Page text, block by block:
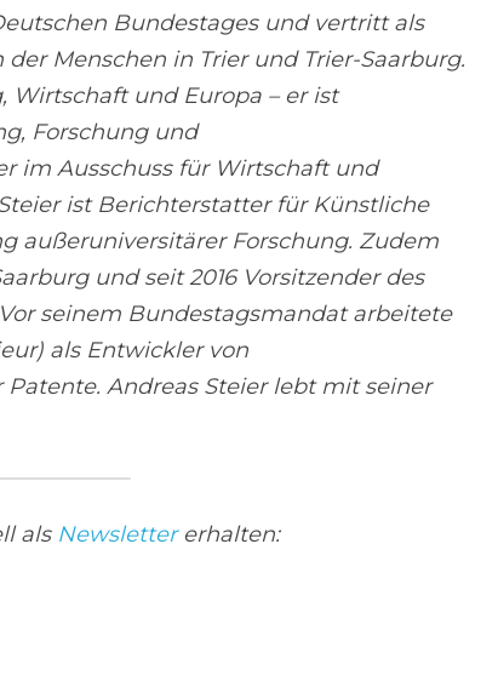
Bundestages und vertritt als
Menschen in Trier und Trier-Saarburg.
Wirtschaft und Europa – er ist
Forschung und
im Ausschuss für Wirtschaft und
ist Berichterstatter für Künstliche
außeruniversitärer Forschung. Zudem
und seit 2016 Vorsitzender des
seinem Bundestagsmandat arbeitete
als Entwickler von
Andreas Steier lebt mit seiner
als Newsletter erhalten: